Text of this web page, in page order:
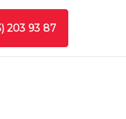
203 93 87